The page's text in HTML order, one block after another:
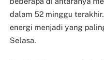
dalam 52 minggu
energi menjadi yang
Selasa.